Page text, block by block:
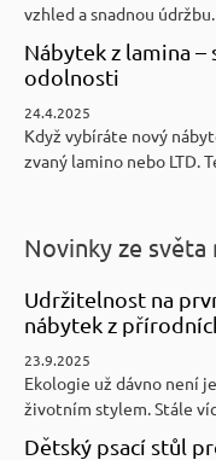
vzhled a snadnou
Nábytek z lamina –
odolnosti
24.4.2025
Když vybíráte nový
zvaný lamino nebo LTD.
Novinky ze světa
Udržitelnost na
nábytek z
23.9.2025
Ekologie už dávno není
životním stylem. Stále
Dětský psací stůl